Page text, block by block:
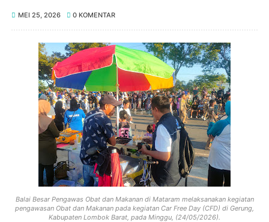
MEI 25, 2026 0 KOMENTAR
Balai Besar Pengawas Obat dan Makanan di Mataram melaksanakan kegiatan
pengawasan Obat dan Makanan pada kegiatan Car Free Day (CFD) di Gerung,
Kabupaten Lombok Barat, pada Minggu, (24/05/2026).